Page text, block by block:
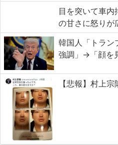
目を突いて車
の甘さに怒りが
韓国人「トラン
強調」→「顔を
【悲報】村上